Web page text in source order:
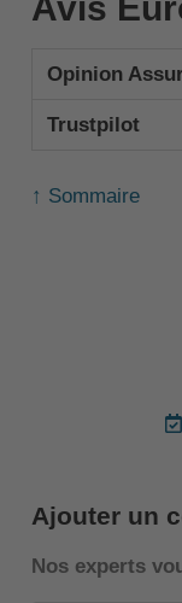
Opinion
Trustpilot
↑ Sommaire
Ajouter un
Nos experts